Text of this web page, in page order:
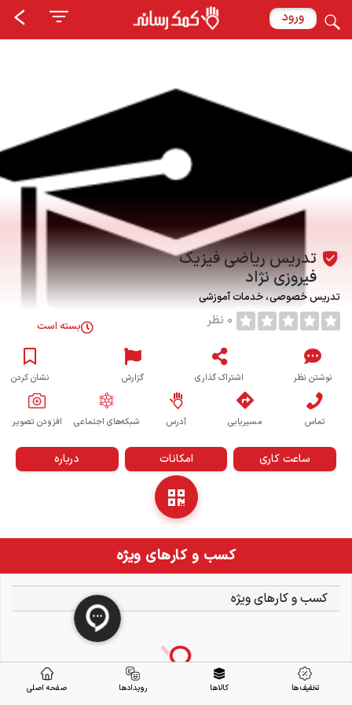
ورود
تدریس ریاضی فیزیک
فیروزی نژاد
تدریس خصوصی خدمات آموزشی
0 نظر بسته است
نوشتن نظر اشتراک گذاری گزارش نشان کردن
تماس مسیریابی آدرس شبکه‌های اجتماعی افزودن تصویر
ساعت کاری امکانات درباره
کسب و کارهای ویژه
کسب و کارهای ویژه
تخفیف ها کالاها رویدادها صفحه اصلی